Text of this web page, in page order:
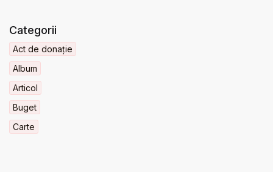
Categorii
Act de donație
Album
Articol
Buget
Carte